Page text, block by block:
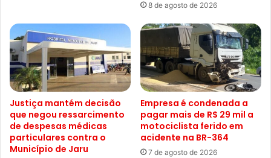
8 de agosto de 2026
Justiça mantém decisão
que negou ressarcimento
de despesas médicas
particulares contra o
Município de Jaru
Empresa é condenada a
pagar mais de R$ 29 mil a
motociclista ferido em
acidente na BR-364
7 de agosto de 2026